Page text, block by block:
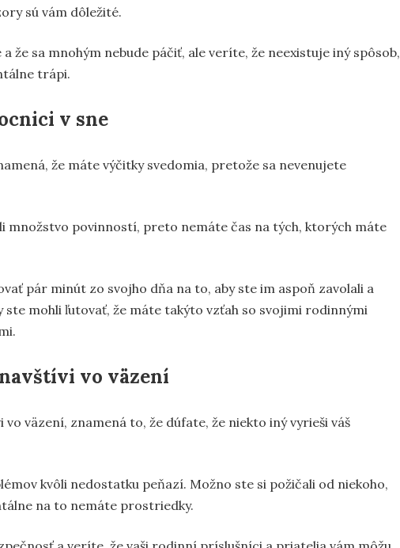
sú vám dôležité.
že sa mnohým nebude páčiť, ale veríte, že neexistuje iný spôsob,
trápi.
v sne
že máte výčitky svedomia, pretože sa nevenujete
množstvo povinností, preto nemáte čas na tých, ktorých máte
pár minút zo svojho dňa na to, aby ste im aspoň zavolali a
ste mohli ľutovať, že máte takýto vzťah so svojimi rodinnými
vo väzení
väzení, znamená to, že dúfate, že niekto iný vyrieši váš
kvôli nedostatku peňazí. Možno ste si požičali od niekoho,
na to nemáte prostriedky.